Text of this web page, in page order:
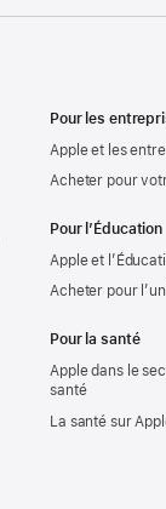
Pour les
Apple et les
Acheter pour
Pour l’Éducation
Apple et
Acheter pour
Pour la santé
Apple dans le
santé
La santé sur